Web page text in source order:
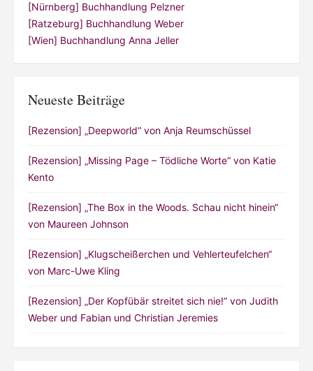
[Nürnberg] Buchhandlung Pelzner
[Ratzeburg] Buchhandlung Weber
[Wien] Buchhandlung Anna Jeller
Neueste Beiträge
[Rezension] „Deepworld“ von Anja Reumschüssel
[Rezension] „Missing Page – Tödliche Worte“ von Katie
Kento
[Rezension] „The Box in the Woods. Schau nicht hinein“
von Maureen Johnson
[Rezension] „Klugscheißerchen und Vehlerteufelchen“
von Marc-Uwe Kling
[Rezension] „Der Kopfübär streitet sich nie!“ von Judith
Weber und Fabian und Christian Jeremies